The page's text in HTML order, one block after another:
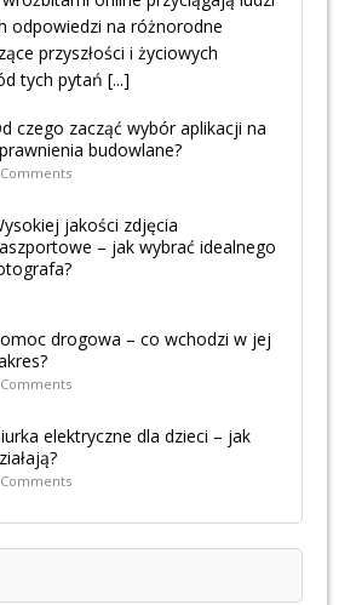
odpowiedzi na różnorodne
przyszłości i życiowych
tych pytań [...]
czego zacząć wybór aplikacji na
budowlane?
jakości zdjęcia
– jak wybrać idealnego
drogowa – co wchodzi w jej
elektryczne dla dzieci – jak